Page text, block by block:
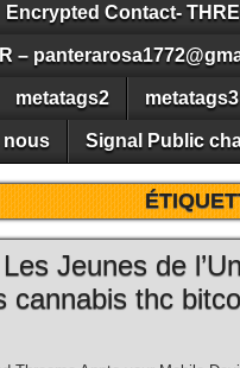
Encrypted Contact-
–
metatags2 metatags3
nous Signal Public
Jeunes de
cannabis thc